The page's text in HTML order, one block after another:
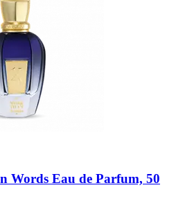
Words Eau de Parfum, 50